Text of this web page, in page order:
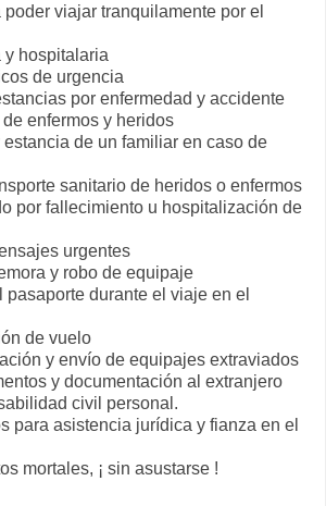
viajar tranquilamente por el
y hospitalaria
de urgencia
por enfermedad y accidente
enfermos y heridos
de un familiar en caso de
sanitario de heridos o enfermos
por fallecimiento u hospitalización de
urgentes
y robo de equipaje
pasaporte durante el viaje en el
de vuelo
y envío de equipajes extraviados
y documentación al extranjero
civil personal.
para asistencia jurídica y fianza en el
mortales, ¡ sin asustarse !